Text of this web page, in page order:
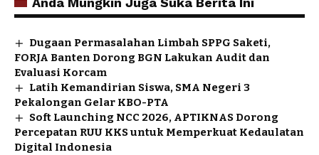
Dugaan Permasalahan Limbah SPPG Saketi,
FORJA Banten Dorong BGN Lakukan Audit dan
Evaluasi Korcam
Latih Kemandirian Siswa, SMA Negeri 3
Pekalongan Gelar KBO-PTA
Soft Launching NCC 2026, APTIKNAS Dorong
Percepatan RUU KKS untuk Memperkuat Kedaulatan
Digital Indonesia